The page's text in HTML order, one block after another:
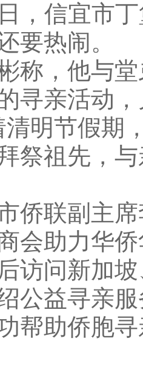
信宜市丁
要热闹。
，他与堂
寻亲活动
清明节假期
祭祖先，
联副主席
会助力华
访问新加
公益寻亲
帮助侨胞